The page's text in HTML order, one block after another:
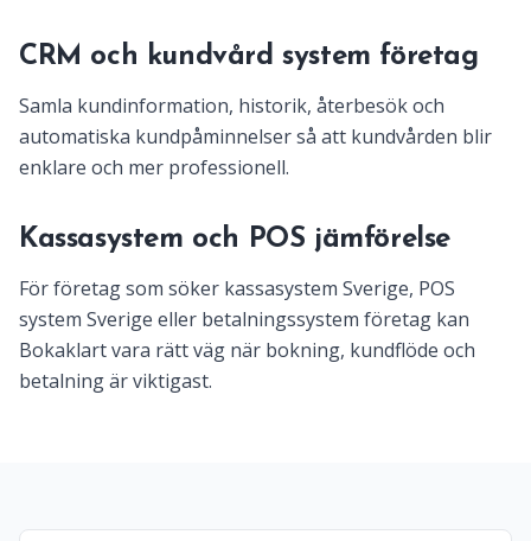
CRM och kundvård system företag
Samla kundinformation, historik, återbesök och
automatiska kundpåminnelser så att kundvården blir
enklare och mer professionell.
Kassasystem och POS jämförelse
För företag som söker kassasystem Sverige, POS
system Sverige eller betalningssystem företag kan
Bokaklart vara rätt väg när bokning, kundflöde och
betalning är viktigast.